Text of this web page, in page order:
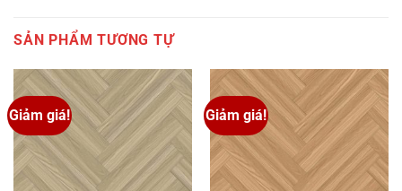
SẢN PHẨM TƯƠNG TỰ
Giảm giá! Giảm giá!